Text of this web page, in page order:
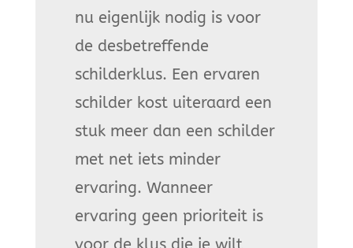
nu eigenlijk nodig is voor
de desbetreffende
schilderklus. Een ervaren
schilder kost uiteraard een
stuk meer dan een schilder
met net iets minder
ervaring. Wanneer
ervaring geen prioriteit is